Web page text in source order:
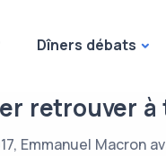
Dîners débats
retrouver
Emmanuel